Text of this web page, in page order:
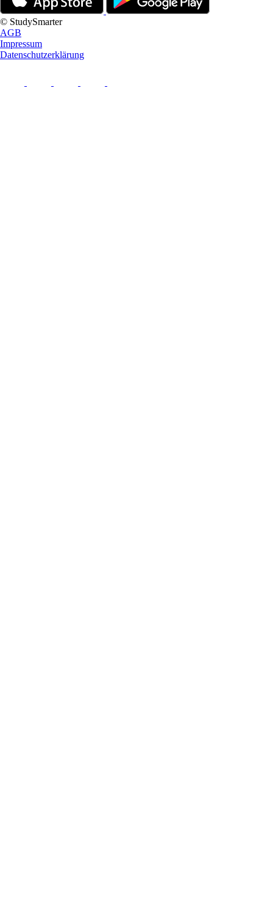
© StudySmarter
AGB
Impressum
Datenschutzerklärung